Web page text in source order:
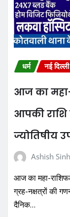
धर्म नई दिल्ली
आज का
आपकी
ज्योतिषीय
Ashish
आज का महा-
ग्रह-नक्षत्रों की
दैनिक…